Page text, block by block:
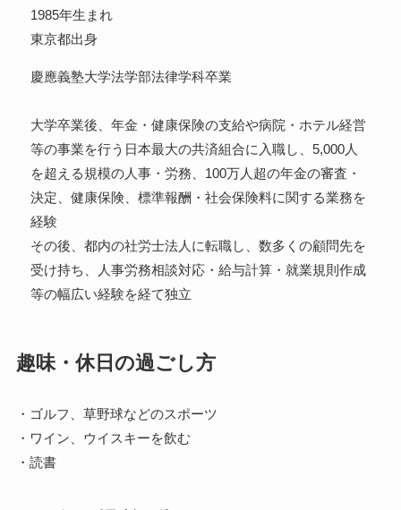
1985年生まれ
東京都出身
慶應義塾大学法学部法律学科卒業
大学卒業後、年金・健康保険の支給や病院・ホテル経営
等の事業を行う日本最大の共済組合に入職し、5,000人
を超える規模の人事・労務、100万人超の年金の審査・
決定、健康保険、標準報酬・社会保険料に関する業務を
経験
その後、都内の社労士法人に転職し、数多くの顧問先を
受け持ち、人事労務相談対応・給与計算・就業規則作成
等の幅広い経験を経て独立
趣味・休日の過ごし方
・ゴルフ、草野球などのスポーツ
・ワイン、ウイスキーを飲む
・読書